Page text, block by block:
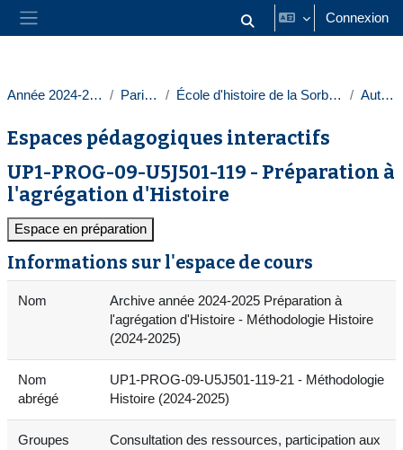
Passer au contenu principal
Panneau latéral Activer/désactiver la saisie
Connexion
Année 2024-2025 Paris 1 École d'histoire de la Sorbonne Autres
Espaces pédagogiques interactifs
UP1-PROG-09-U5J501-119 - Préparation à
l'agrégation d'Histoire
Espace en préparation
Informations sur l'espace de cours
Nom
Archive année 2024-2025 Préparation à
l'agrégation d'Histoire - Méthodologie Histoire
(2024-2025)
Nom
abrégé
UP1-PROG-09-U5J501-119-21 - Méthodologie
Histoire (2024-2025)
Groupes
Consultation des ressources, participation aux